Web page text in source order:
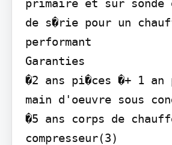
primaire et sur sonde
de s�rie pour un
performant
Garanties
�2 ans pi�ces �+ 1 an
main d'oeuvre sous
�5 ans corps de
compresseur(3)